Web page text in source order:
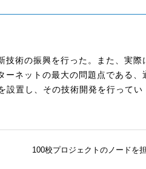
術の振興を行った。また、実際
ネットの最大の問題点である、
設置し、その技術開発を行ってい
100校プロジェクトのノードを